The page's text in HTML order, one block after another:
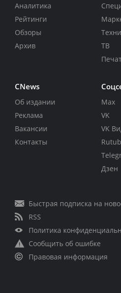
Аналитика
Рейтинги
Обзоры
Архив
ТВ
CNews
Об издании
Реклама
Вакансии
Контакты
Max
VK
VK
Дзен
Быстрая подписка на
RSS
Политика
Сообщить об ошибке
Правовая информация